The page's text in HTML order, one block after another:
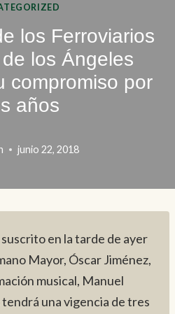
los Ferroviarios
los Ángeles
compromiso por
años
junio 22, 2018
en la tarde de ayer
Mayor, Óscar Jiménez,
musical, Manuel
una vigencia de tres